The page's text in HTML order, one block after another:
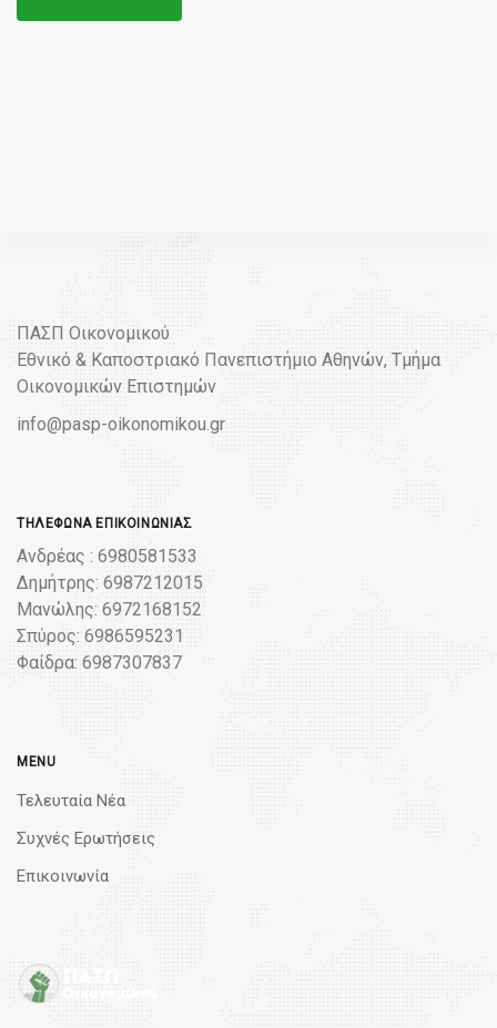
ΠΑΣΠ Οικονομικού
Εθνικό & Καποστριακό Πανεπιστήμιο Αθηνών, Τμήμα
Οικονομικών Επιστημών
info@pasp-oikonomikou.gr
ΤΗΛΈΦΩΝΑ ΕΠΙΚΟΙΝΩΝΊΑΣ
Ανδρέας : 6980581533
Δημήτρης: 6987212015
Μανώλης: 6972168152
Σπύρος: 6986595231
Φαίδρα: 6987307837
MENU
Τελευταία Νέα
Συχνές Ερωτήσεις
Επικοινωνία